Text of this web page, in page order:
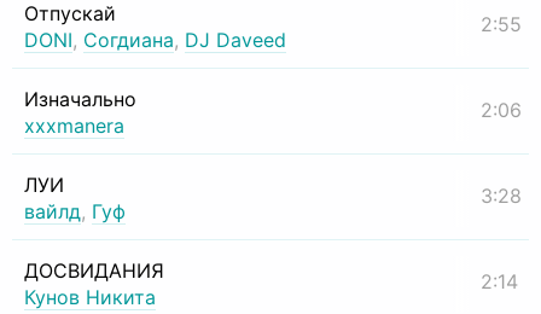
Отпускай
DONI, Согдиана, DJ Daveed
2:55
Изначально
xxxmanera
2:06
ЛУИ
вайлд, Гуф
3:28
ДОСВИДАНИЯ
Кунов Никита
2:14